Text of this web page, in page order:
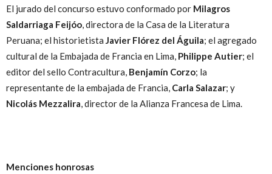
El jurado del concurso estuvo conformado por Milagros
Saldarriaga Feijóo , directora de la Casa de la Literatura
Peruana; el historietista Javier Flórez del Águila; el agregado
cultural de la Embajada de Francia en Lima, Philippe Autier; el
editor del sello Contracultura, Benjamín Corzo; la
representante de la embajada de Francia, Carla Salazar; y
Nicolás Mezzalira , director de la Alianza Francesa de Lima.
Menciones honrosas